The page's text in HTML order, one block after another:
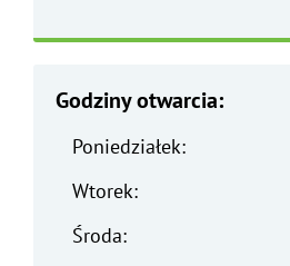
Godziny otwarcia:
Poniedziałek:
Wtorek:
Środa: